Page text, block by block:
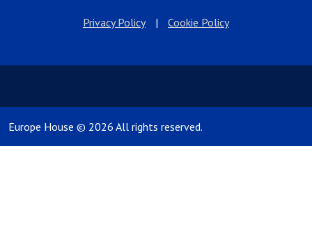
Privacy Policy | Cookie Policy
Europe House © 2026 All rights reserved.